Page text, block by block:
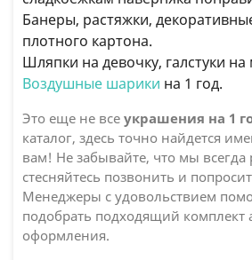
Банеры, растяжки,
плотного картона.
Шляпки на девочку, галстуки
Воздушные шарики на 1 год.
Это еще не все украшения на 1
каталог, здесь точно найдется
вам! Не забывайте, что мы
стесняйтесь позвонить и
Менеджеры с удовольствием
подобрать подходящий комплект
оформления.